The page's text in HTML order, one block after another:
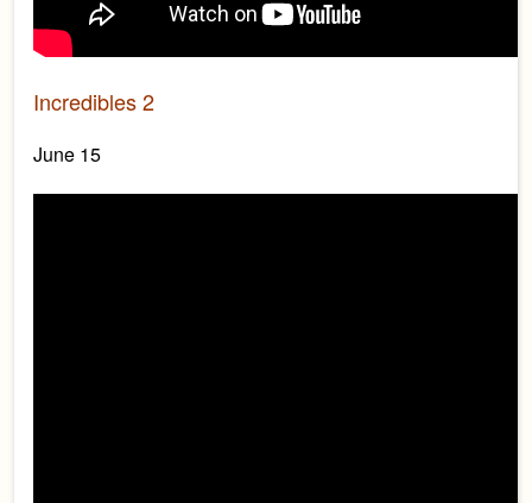
Incredibles 2
June 15